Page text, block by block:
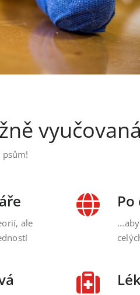
ale